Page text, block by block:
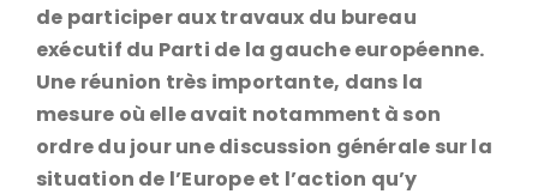
de participer aux travaux du bureau
exécutif du Parti de la gauche européenne.
Une réunion très importante, dans la
mesure où elle avait notamment à son
ordre du jour une discussion générale sur la
situation de l’Europe et l’action qu’y